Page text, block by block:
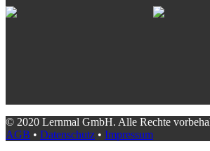
© 2020 Lernmal GmbH. Alle Rechte
AGB • Datenschutz • Impressum